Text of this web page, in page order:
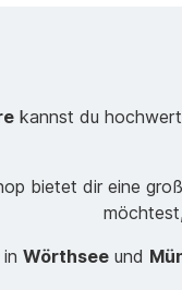
kannst du
bietet dir eine
Wörthseeund